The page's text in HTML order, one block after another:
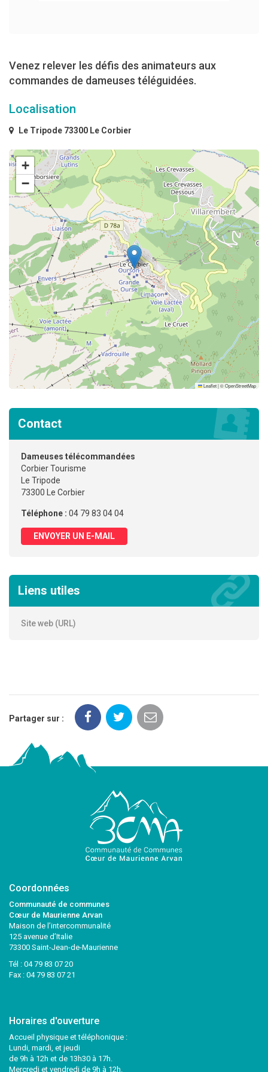
Venez relever les défis des animateurs aux
commandes de dameuses téléguidées.
Localisation
Le Tripode 73300 Le Corbier
+
−
Leaflet|©OpenStreetMap
Contact
Dameuses télécommandées
Corbier Tourisme
Le Tripode
73300 Le Corbier
Téléphone : 04 79 83 04 04
ENVOYER UN E-MAIL
Liens utiles
Site web (URL)
Partager sur :
Coordonnées
Communauté de communes
Cœur de Maurienne Arvan
Maison de l’intercommunalité
125 avenue d’Italie
73300 Saint-Jean-de-Maurienne
Tél : 04 79 83 07 20
Fax : 04 79 83 07 21
Horaires d'ouverture
Accueil physique et téléphonique :
Lundi, mardi, et jeudi
de 9h à 12h et de 13h30 à 17h.
Mercredi et vendredi de 9h à 12h.